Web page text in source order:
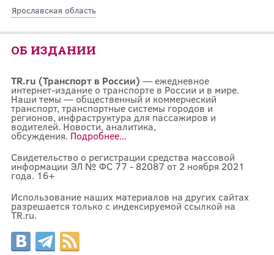
Ярославская область
ОБ ИЗДАНИИ
TR.ru (Транспорт в России) — ежедневное
интернет-издание о транспорте в России и в мире.
Наши темы — общественный и коммерческий
транспорт, транспортные системы городов и
регионов, инфраструктура для пассажиров и
водителей. Новости, аналитика,
обсуждения. Подробнее...
Свидетельство о регистрации средства массовой
информации ЭЛ № ФС 77 - 82087 от 2 ноября 2021
года. 16+
Использование наших материалов на других сайтах
разрешается только с индексируемой ссылкой на
TR.ru.